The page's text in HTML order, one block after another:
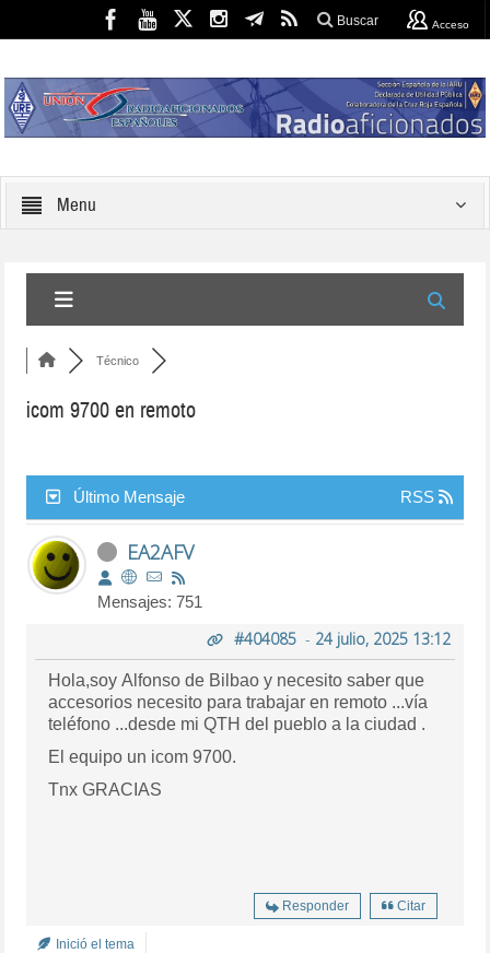
Buscar Acceso
Menu
Técnico
icom 9700 en remoto
Último Mensaje RSS
EA2AFV
Mensajes: 751
#404085- 24 julio, 2025 13:12
Hola,soy Alfonso de Bilbao y necesito saber que
accesorios necesito para trabajar en remoto ...vía
teléfono ...desde mi QTH del pueblo a la ciudad .
El equipo un icom 9700.
Tnx GRACIAS
Responder Citar
Inició el tema